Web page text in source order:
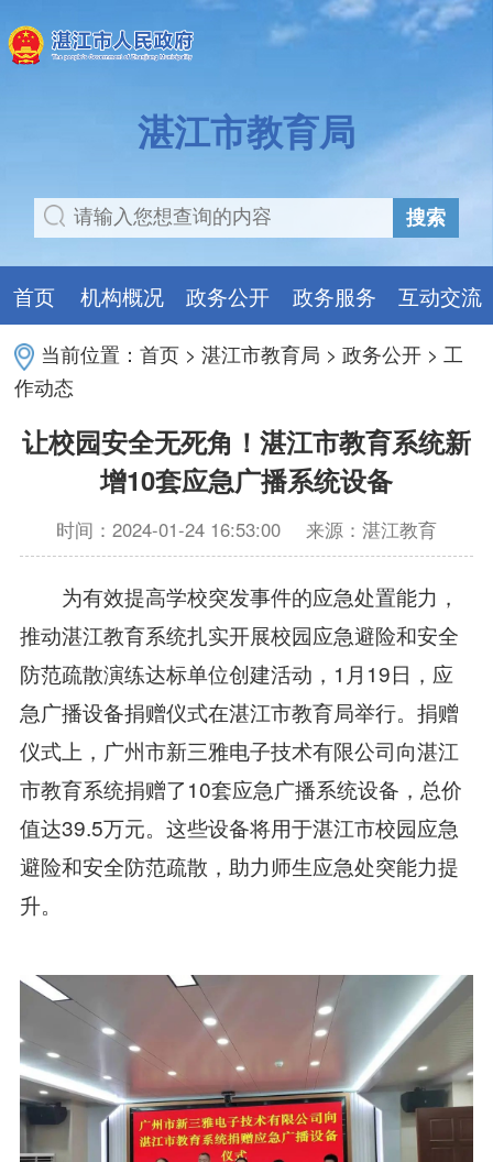
湛江市教育局
搜索
首页 机构概况 政务公开 政务服务 互动交流
当前位置：首页 >湛江市教育局 >政务公开 > 工
作动态
让校园安全无死角！湛江市教育系统新
增10套应急广播系统设备
时间：2024-01-24 16:53:00 来源：湛江教育
为有效提高学校突发事件的应急处置能力，
推动湛江教育系统扎实开展校园应急避险和安全
防范疏散演练达标单位创建活动，1月19日，应
急广播设备捐赠仪式在湛江市教育局举行。捐赠
仪式上，广州市新三雅电子技术有限公司向湛江
市教育系统捐赠了10套应急广播系统设备，总价
值达39.5万元。这些设备将用于湛江市校园应急
避险和安全防范疏散，助力师生应急处突能力提
升。